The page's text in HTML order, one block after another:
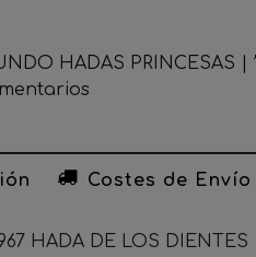
HADAS PRINCESAS
Costes de Envío
HADA DE LOS DIENTES